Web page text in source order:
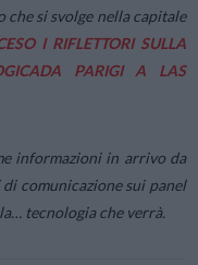
che si svolge nella capitale
I RIFLETTORI SULLA
DA PARIGI A LAS
informazioni in arrivo da
comunicazione sui panel
tecnologia che verrà.